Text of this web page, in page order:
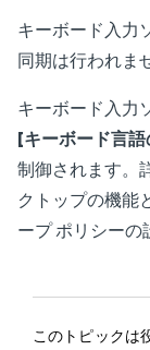
キーボード入力
同期は行われま
キーボード入力
[キーボード言
制御されます。
クトップの機能
ープ ポリシーの
このトピックは